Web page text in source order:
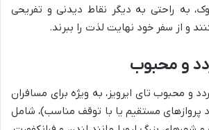
به راحتی به دیگر نقاط دیدنی و تفریحی
و از سفر خود نهایت لذت را ببرند.
و محبوب
و محبوب تای ایرویز، به ویژه برای مسافران
پروازهای مستقیم یا با توقف مناسب)، شامل